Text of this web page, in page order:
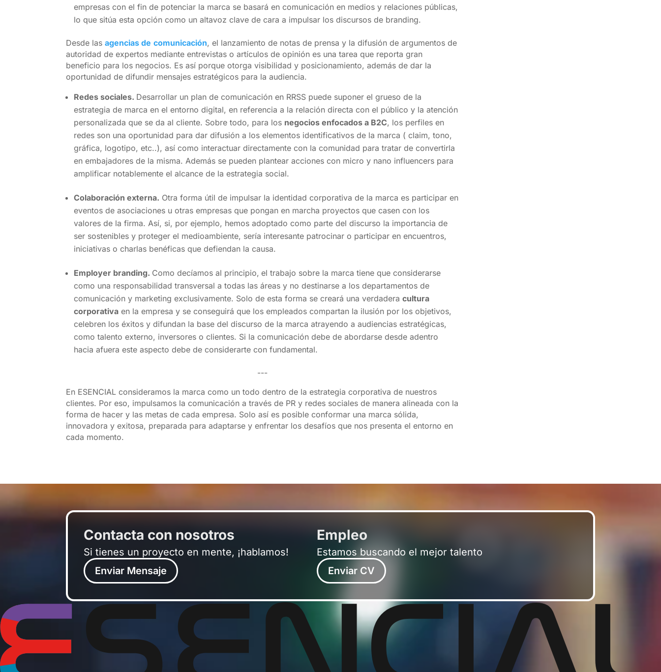
empresas con el fin de potenciar la marca se basará en comunicación en medios y relaciones públicas,
lo que sitúa esta opción como un altavoz clave de cara a impulsar los discursos de branding.
Desde lasagencias de comunicación, el lanzamiento de notas de prensa y la difusión de argumentos de
autoridad de expertos mediante entrevistas o artículos de opinión es una tarea que reporta gran
beneficio para los negocios. Es así porque otorga visibilidad y posicionamiento, además de dar la
oportunidad de difundir mensajes estratégicos para la audiencia.
Redes sociales. Desarrollar un plan de comunicación en RRSS puede suponer el grueso de la
estrategia de marca en el entorno digital, en referencia a la relación directa con el público y la atención
personalizada que se da al cliente. Sobre todo, para los negocios enfocados a B2C, los perfiles en
redes son una oportunidad para dar difusión a los elementos identificativos de la marca ( claim, tono,
gráfica, logotipo, etc..), así como interactuar directamente con la comunidad para tratar de convertirla
en embajadores de la misma. Además se pueden plantear acciones con micro y nano influencers para
amplificar notablemente el alcance de la estrategia social.
Colaboración externa. Otra forma útil de impulsar la identidad corporativa de la marca es participar en
eventos de asociaciones u otras empresas que pongan en marcha proyectos que casen con los
valores de la firma. Así, si, por ejemplo, hemos adoptado como parte del discurso la importancia de
ser sostenibles y proteger el medioambiente, sería interesante patrocinar o participar en encuentros,
iniciativas o charlas benéficas que defiendan la causa.
Employer branding. Como decíamos al principio, el trabajo sobre la marca tiene que considerarse
como una responsabilidad transversal a todas las áreas y no destinarse a los departamentos de
comunicación y marketing exclusivamente. Solo de esta forma se creará una verdaderacultura
corporativa en la empresa y se conseguirá que los empleados compartan la ilusión por los objetivos,
celebren los éxitos y difundan la base del discurso de la marca atrayendo a audiencias estratégicas,
como talento externo, inversores o clientes. Si la comunicación debe de abordarse desde adentro
hacia afuera este aspecto debe de considerarte con fundamental.
---
En ESENCIAL consideramos la marca como un todo dentro de la estrategia corporativa de nuestros
clientes. Por eso, impulsamos la comunicación a través de PR y redes sociales de manera alineada con la
forma de hacer y las metas de cada empresa. Solo así es posible conformar una marca sólida,
innovadora y exitosa, preparada para adaptarse y enfrentar los desafíos que nos presenta el entorno en
cada momento.
Contacta con nosotros
Si tienes un proyecto en mente, ¡hablamos!
Enviar Mensaje
Empleo
Estamos buscando el mejor talento
Enviar CV